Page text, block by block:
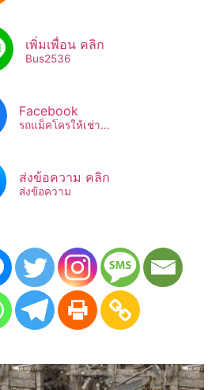
เพิ่มเพื่อน คลิก
Bus2536​
Facebook
รถแม็คโครให้เช่า...
ส่งข้อความ คลิก
ส่งข้อความ